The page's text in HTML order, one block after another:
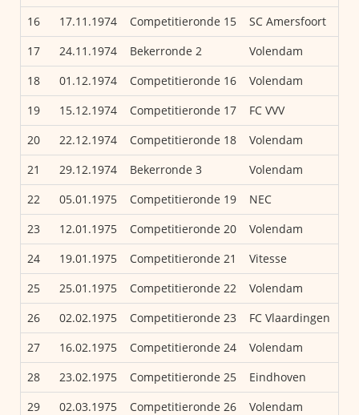
16
17.11.1974 Competitieronde 15 SC Amersfoort
17
24.11.1974 Bekerronde 2 Volendam
18
01.12.1974 Competitieronde 16 Volendam
19
15.12.1974 Competitieronde 17 FC VVV
20
22.12.1974 Competitieronde 18 Volendam
21
29.12.1974 Bekerronde 3 Volendam
22
05.01.1975 Competitieronde 19 NEC
23
12.01.1975 Competitieronde 20 Volendam
24
19.01.1975 Competitieronde 21 Vitesse
25
25.01.1975 Competitieronde 22 Volendam
26
02.02.1975 Competitieronde 23 FC Vlaardingen
27
16.02.1975 Competitieronde 24 Volendam
28
23.02.1975 Competitieronde 25 Eindhoven
29
02.03.1975 Competitieronde 26 Volendam